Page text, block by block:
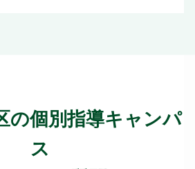
の個別指導キャンパ
ス